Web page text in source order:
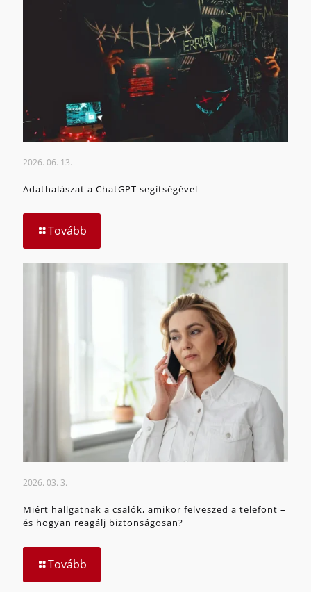
2026. 06. 13.
Adathalászat a ChatGPT segítségével
Tovább
2026. 03. 3.
Miért hallgatnak a csalók, amikor felveszed a telefont –
és hogyan reagálj biztonságosan?
Tovább